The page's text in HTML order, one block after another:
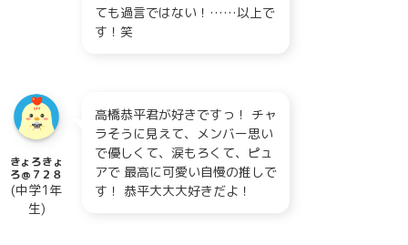
ても過言ではない！……以上で
す！笑
きょろきょ
ろ@７２８
(中学1年
生)
高橋恭平君が好きですっ！ チャ
ラそうに見えて、メンバー思い
で優しくて、涙もろくて、ピュ
アで 最高に可愛い自慢の推しで
す！ 恭平大大大好きだよ！